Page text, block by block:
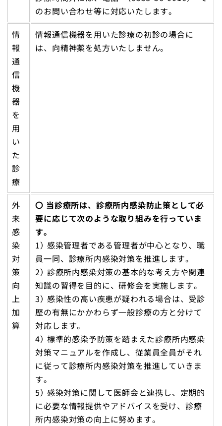
のお問い合わせ等に対応いたします。
情
報
通
信
機
器
を
用
い
た
診
療
情報通信機器を用いた診療の初診の場合に
は、向精神薬を処方いたしません。
外
来
感
染
対
策
向
上
加
算
〇 当診療所は、診療所内感染防止策として必
要に応じて次のような取り組みを行っていま
す。
1） 感染管理者である管理者が中心となり、職
員一同、診療所内感染対策を推進します。
2） 診療所内感染対策の基本的な考え方や関連
知識の習得を目的に、研修会を実施します。
3） 感染性の高い疾患が疑われる場合は、受診
歴の有無にかかわらず一般診療の方と分けて
対応します。
4） 標準的感染予防策を踏まえた診療所内感染
対策マニュアルを作成し、従業員全員がそれ
に従って診療所内感染対策を推進していきま
す。
5） 感染対策に関して医師会と連携し、定期的
に必要な情報提供やアドバイスを受け、診療
所内感染対策の向上に努めます。